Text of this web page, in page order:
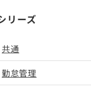
リーズ
共通
勤怠管理